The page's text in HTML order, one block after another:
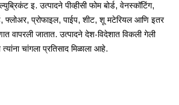
इ. उत्पादने पीव्हीसी फोम बोर्ड, वेनस्कॉटिंग,
फ्लोअर, प्रोफाइल, पाईप, शीट, शू मटेरियल आणि इतर
वापरली जातात. उत्पादने देश-विदेशात विकली गेली
चांगला प्रतिसाद मिळाला आहे.